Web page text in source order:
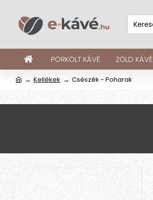
PÖRKÖLT KÁVÉ ZÖLD KÁVÉ
Kellékek Csészék - Poharak